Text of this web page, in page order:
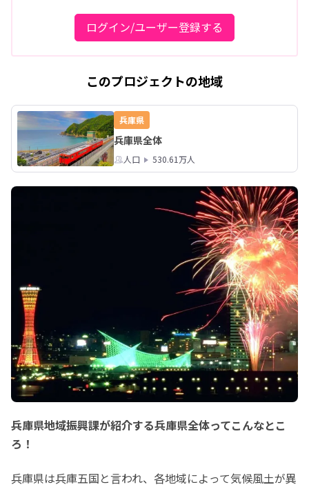
ログイン/ユーザー登録する
このプロジェクトの地域
兵庫県
兵庫県全体
人口 530.61万人
兵庫県地域振興課が紹介する兵庫県全体ってこんなとこ
ろ！
兵庫県は兵庫五国と言われ、各地域によって気候風土が異